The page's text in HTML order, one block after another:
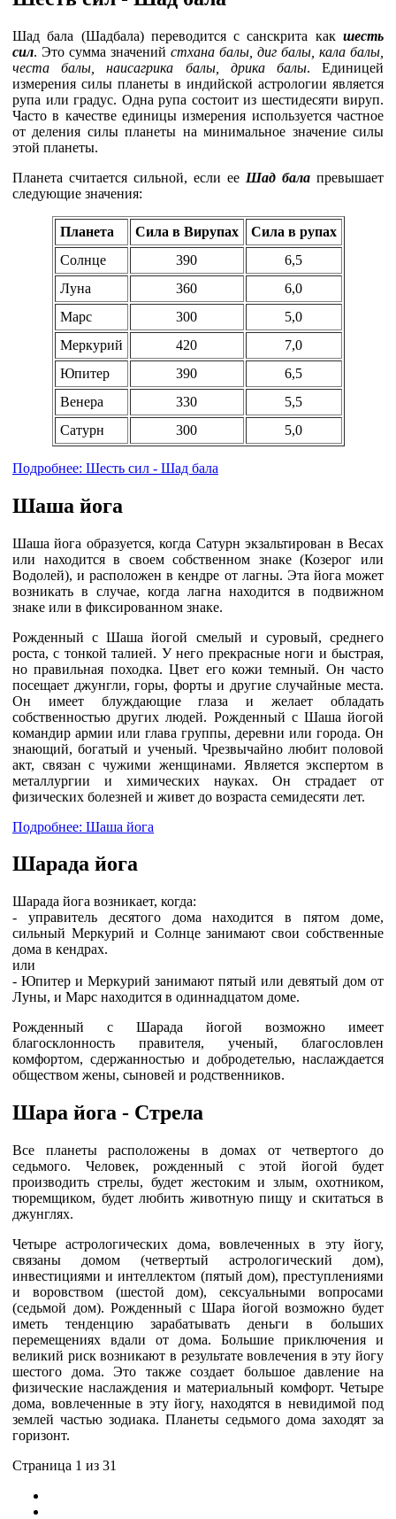
Шад бала (Шадбала) переводится с санскрита как шесть
сил. Это сумма значений стхана балы, диг балы, кала балы,
честа балы, наисагрика балы, дрика балы. Единицей
измерения силы планеты в индийской астрологии является
рупа или градус. Одна рупа состоит из шестидесяти вируп.
Часто в качестве единицы измерения используется частное
от деления силы планеты на минимальное значение силы
этой планеты.
Планета считается сильной, если ее Шад бала превышает
следующие значения:
Планета Сила в Вирупах
Cила в рупах
Солнце
390
6,5
Луна
360
6,0
Марс
300
5,0
Меркурий
420
7,0
Юпитер
390
6,5
Венера
330
5,5
Сатурн
300 5,0
Подробнее: Шесть сил - Шад бала
Шаша йога
Шаша йога образуется, когда Сатурн экзальтирован в Весах
или находится в своем собственном знаке (Козерог или
Водолей), и расположен в кендре от лагны. Эта йога может
возникать в случае, когда лагна находится в подвижном
знаке или в фиксированном знаке.
Рожденный с Шаша йогой смелый и суровый, среднего
роста, с тонкой талией. У него прекрасные ноги и быстрая,
но правильная походка. Цвет его кожи темный. Он часто
посещает джунгли, горы, форты и другие случайные места.
Он имеет блуждающие глаза и желает обладать
собственностью других людей. Рожденный с Шаша йогой
командир армии или глава группы, деревни или города. Он
знающий, богатый и ученый. Чрезвычайно любит половой
акт, связан с чужими женщинами. Является экспертом в
металлургии и химических науках. Он страдает от
физических болезней и живет до возраста семидесяти лет.
Подробнее: Шаша йога
Шарада йога
Шарада йога возникает, когда:
- управитель десятого дома находится в пятом доме,
сильный Меркурий и Солнце занимают свои собственные
дома в кендрах.
или
- Юпитер и Меркурий занимают пятый или девятый дом от
Луны, и Марс находится в одиннадцатом доме.
Рожденный с Шарада йогой возможно имеет
благосклонность правителя, ученый, благословлен
комфортом, сдержанностью и добродетелью, наслаждается
обществом жены, сыновей и родственников.
Шара йога - Стрела
Все планеты расположены в домах от четвертого до
седьмого. Человек, рожденный с этой йогой будет
производить стрелы, будет жестоким и злым, охотником,
тюремщиком, будет любить животную пищу и скитаться в
джунглях.
Четыре астрологических дома, вовлеченных в эту йогу,
связаны домом (четвертый астрологический дом),
инвестициями и интеллектом (пятый дом), преступлениями
и воровством (шестой дом), сексуальными вопросами
(седьмой дом). Рожденный с Шара йогой возможно будет
иметь тенденцию зарабатывать деньги в больших
перемещениях вдали от дома. Большие приключения и
великий риск возникают в результате вовлечения в эту йогу
шестого дома. Это также создает большое давление на
физические наслаждения и материальный комфорт. Четыре
дома, вовлеченные в эту йогу, находятся в невидимой под
землей частью зодиака. Планеты седьмого дома заходят за
горизонт.
Страница 1 из 31